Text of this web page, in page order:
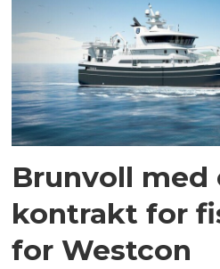
Brunvoll med
kontrakt for
for Westcon